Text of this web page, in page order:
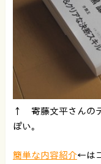
↑ 寄藤文平さんの
ぽい。
簡単な内容紹介←は